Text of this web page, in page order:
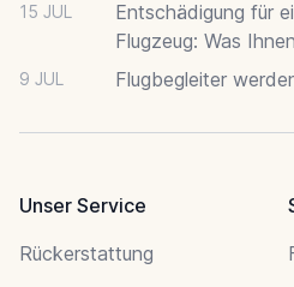
15 JUL
Entschädigung für
Flugzeug: Was
9 JUL Flugbegleiter
Unser Service
Rückerstattung